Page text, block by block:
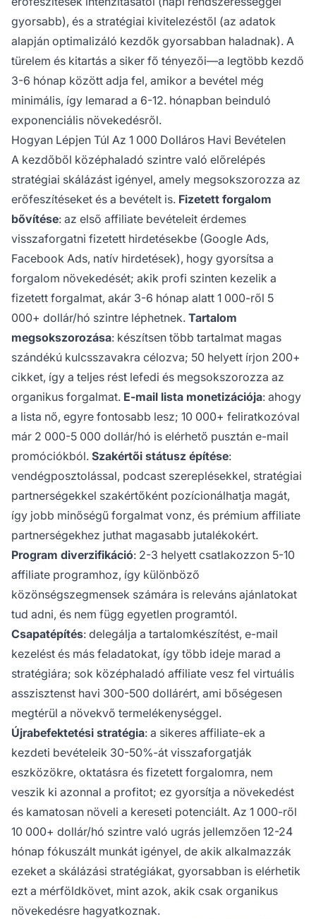
gyorsabb), és a stratégiai kivitelezéstől (az adatok
alapján optimalizáló kezdők gyorsabban haladnak). A
türelem és kitartás a siker fő tényezői—a legtöbb kezdő
3-6 hónap között adja fel, amikor a bevétel még
minimális, így lemarad a 6-12. hónapban beinduló
exponenciális növekedésről.
Hogyan Lépjen Túl Az 1 000 Dolláros Havi Bevételen
A kezdőből középhaladó szintre való előrelépés
stratégiai skálázást igényel, amely megsokszorozza az
erőfeszítéseket és a bevételt is. Fizetett forgalom
bővítése: az első affiliate bevételeit érdemes
visszaforgatni fizetett hirdetésekbe (Google Ads,
Facebook Ads, natív hirdetések), hogy gyorsítsa a
forgalom növekedését; akik profi szinten kezelik a
fizetett forgalmat, akár 3-6 hónap alatt 1 000-ről 5
000+ dollár/hó szintre léphetnek. Tartalom
megsokszorozása: készítsen több tartalmat magas
szándékú kulcsszavakra célozva; 50 helyett írjon 200+
cikket, így a teljes rést lefedi és megsokszorozza az
organikus forgalmat. E-mail lista monetizációja: ahogy
a lista nő, egyre fontosabb lesz; 10 000+ feliratkozóval
már 2 000-5 000 dollár/hó is elérhető pusztán e-mail
promóciókból. Szakértői státusz építése:
vendégposztolással, podcast szereplésekkel, stratégiai
partnerségekkel szakértőként pozícionálhatja magát,
így jobb minőségű forgalmat vonz, és prémium affiliate
partnerségekhez juthat magasabb jutalékokért.
Program diverzifikáció: 2-3 helyett csatlakozzon 5-10
affiliate programhoz, így különböző
közönségszegmensek számára is releváns ajánlatokat
tud adni, és nem függ egyetlen programtól.
Csapatépítés: delegálja a tartalomkészítést, e-mail
kezelést és más feladatokat, így több ideje marad a
stratégiára; sok középhaladó affiliate vesz fel virtuális
asszisztenst havi 300-500 dollárért, ami bőségesen
megtérül a növekvő termelékenységgel.
Újrabefektetési stratégia: a sikeres affiliate-ek a
kezdeti bevételeik 30-50%-át visszaforgatják
eszközökre, oktatásra és fizetett forgalomra, nem
veszik ki azonnal a profitot; ez gyorsítja a növekedést
és kamatosan növeli a kereseti potenciált. Az 1 000-ről
10 000+ dollár/hó szintre való ugrás jellemzően 12-24
hónap fókuszált munkát igényel, de akik alkalmazzák
ezeket a skálázási stratégiákat, gyorsabban is elérhetik
ezt a mérföldkövet, mint azok, akik csak organikus
növekedésre hagyatkoznak.